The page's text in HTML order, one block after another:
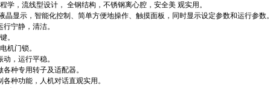
学，流线型设计， 全钢结构，不锈钢离心腔，安全美 观实用。
晶显示，智能化控制、简单方便地操作、触摸面板，同时显示设定参数和运行参数。
宁静，清洁。
。
机门锁。
，运行平稳。
种专用转子及适配器。
种功能，人机对话直观实用。